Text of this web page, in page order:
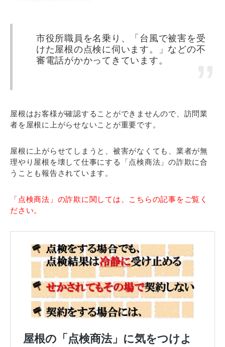
市役所職員を名乗り、「台風で被害を受
けた屋根の点検に伺います。」などの不
審電話がかかってきています。
屋根はお客様が確認することができませんので、訪問業
者を屋根に上がらせないことが重要です。
屋根に上がらせてしまうと、被害がなくても、業者が無
理やり屋根を壊して仕事にする「点検商法」の詐欺に合
うことも報告されています。
「点検商法」の詐欺に関しては、こちらの記事をご覧く
ださい。